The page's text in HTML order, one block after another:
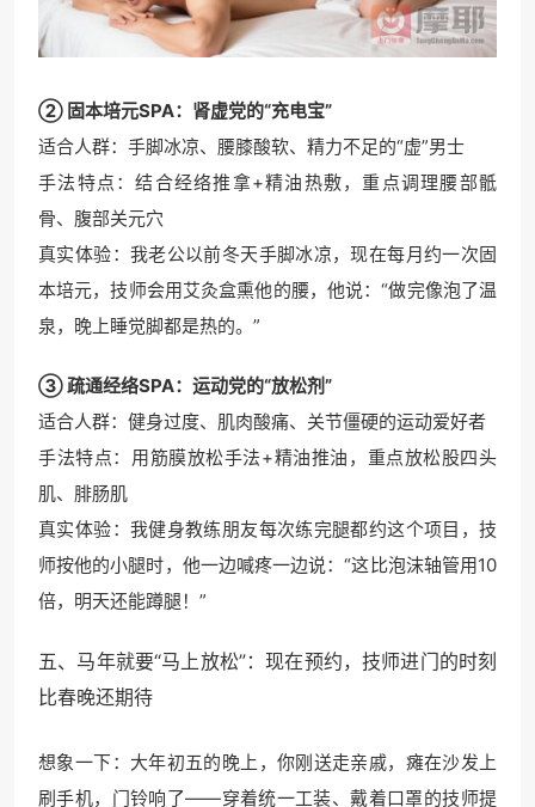
② 固本培元SPA：肾虚党的“充电宝”
适合人群：手脚冰凉、腰膝酸软、精力不足的“虚”男士
手法特点：结合经络推拿+精油热敷，重点调理腰部骶
骨、腹部关元穴
真实体验：我老公以前冬天手脚冰凉，现在每月约一次固
本培元，技师会用艾灸盒熏他的腰，他说：“做完像泡了温
泉，晚上睡觉脚都是热的。”
③ 疏通经络SPA：运动党的“放松剂”
适合人群：健身过度、肌肉酸痛、关节僵硬的运动爱好者
手法特点：用筋膜放松手法+精油推油，重点放松股四头
肌、腓肠肌
真实体验：我健身教练朋友每次练完腿都约这个项目，技
师按他的小腿时，他一边喊疼一边说：“这比泡沫轴管用10
倍，明天还能蹲腿！”
五、马年就要“马上放松”：现在预约，技师进门的时刻
比春晚还期待
想象一下：大年初五的晚上，你刚送走亲戚，瘫在沙发上
刷手机，门铃响了——穿着统一工装、戴着口罩的技师提